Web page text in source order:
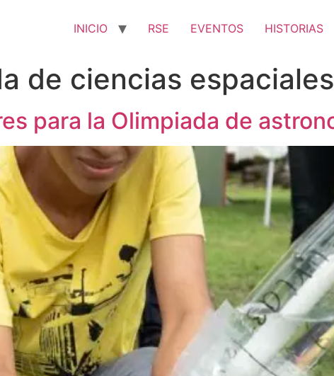
INICIO RSE EVENTOS HISTORIAS
de ciencias espaciales
para la Olimpiada de